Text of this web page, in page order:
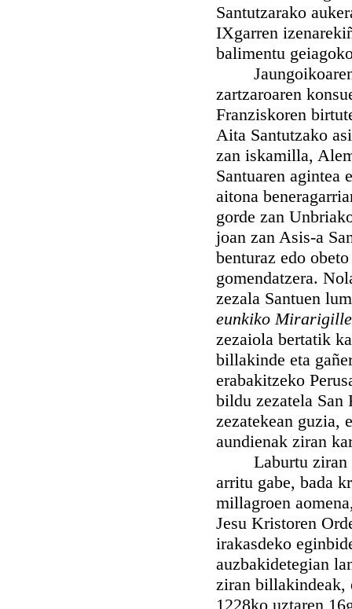
Santutzarako
IXgarren
balimentu
Jaungoikoaren
zartzaroaren
Franziskoren
Aita Santutzako
zan iskamilla,
Santuaren agintea
aitona
gorde zan
joan zan Asis-a
benturaz edo
gomendatzera.
zezala Santuen
eunkiko
zezaiola bertatik
billakinde eta
erabakitzeko
bildu zezatela San
zezatekean guzia,
aundienak ziran
Laburtu ziran
arritu gabe, bada
millagroen
Jesu Kristoren
irakasdeko
auzbakidetegian
ziran billakindeak,
1228ko uztaren